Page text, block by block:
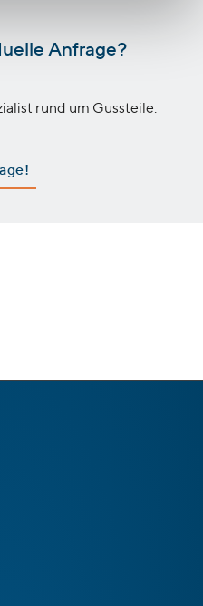
Anfrage?
rund um Gussteile.